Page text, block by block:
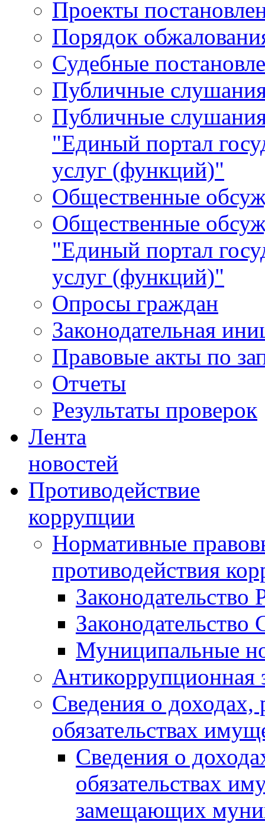
Проекты
Порядок
Судебные
Публичные
Публичные
"Единый портал
услуг (функций)"
Общественные
Общественные
"Единый портал
услуг (функций)"
Опросы граждан
Законодательная
Правовые акты по
Отчеты
Результаты проверок
Лента
новостей
Противодействие
коррупции
Нормативные
противодействия
Законодательство
Муниципальные
Антикоррупционная
Сведения о доходах,
обязательствах
Сведения о
обязательствах
замещающих